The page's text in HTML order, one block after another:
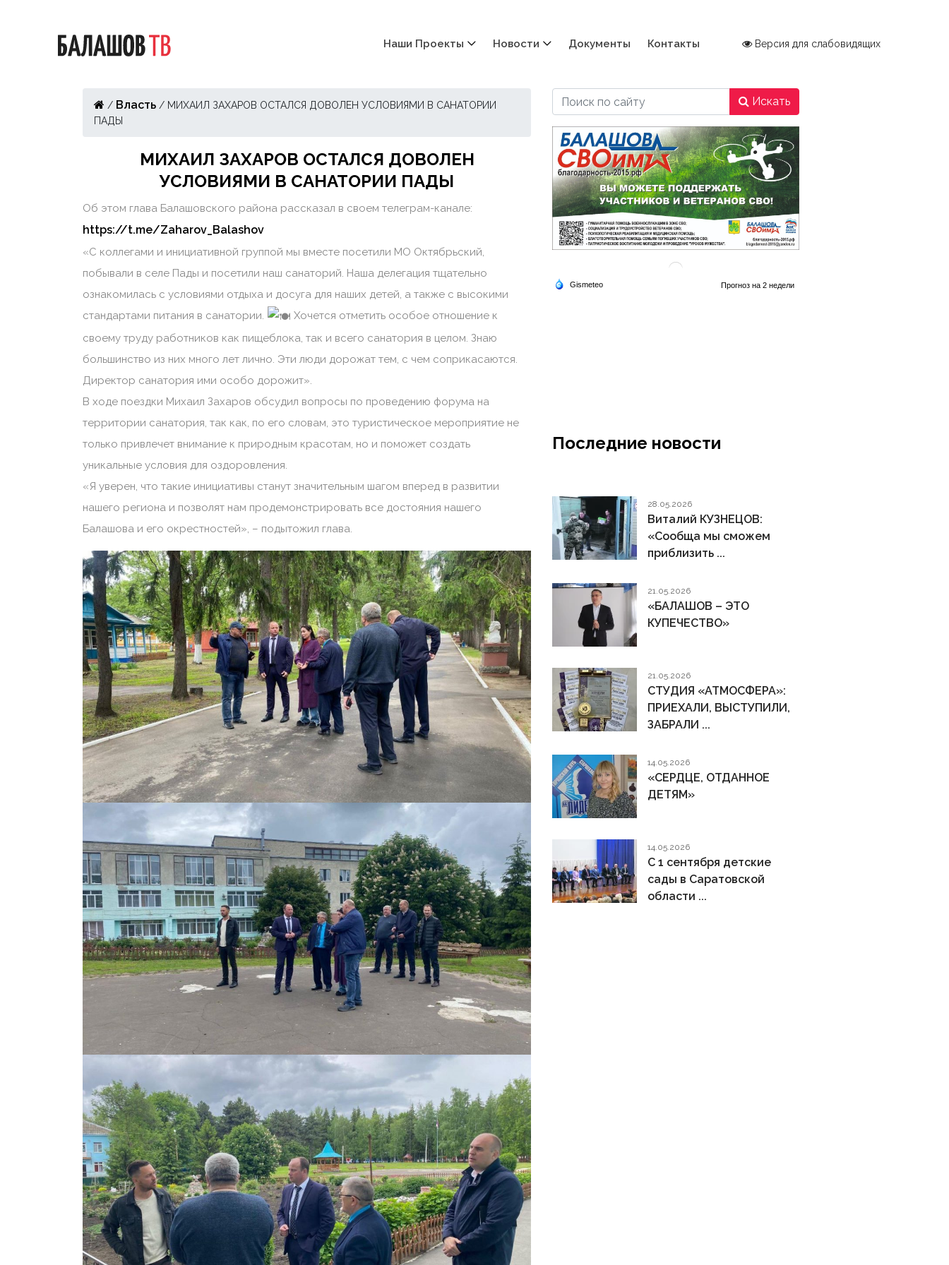
Наши Проекты Новости Документы Контакты Версия для слабовидящих
/ Власть / МИХАИЛ ЗАХАРОВ ОСТАЛСЯ ДОВОЛЕН УСЛОВИЯМИ В САНАТОРИИ
ПАДЫ
МИХАИЛ ЗАХАРОВ ОСТАЛСЯ ДОВОЛЕН
УСЛОВИЯМИ В САНАТОРИИ ПАДЫ
Об этом глава Балашовского района рассказал в своем телеграм-канале:
https://t.me/Zaharov_Balashov
«С коллегами и инициативной группой мы вместе посетили МО Октябрьский,
побывали в селе Пады и посетили наш санаторий. Наша делегация тщательно
ознакомилась с условиями отдыха и досуга для наших детей, а также с высокими
стандартами питания в санатории.
Хочется отметить особое отношение к
своему труду работников как пищеблока, так и всего санатория в целом. Знаю
большинство из них много лет лично. Эти люди дорожат тем, с чем соприкасаются.
Директор санатория ими особо дорожит».
В ходе поездки Михаил Захаров обсудил вопросы по проведению форума на
территории санатория, так как, по его словам, это туристическое мероприятие не
только привлечет внимание к природным красотам, но и поможет создать
уникальные условия для оздоровления.
«Я уверен, что такие инициативы станут значительным шагом вперед в развитии
нашего региона и позволят нам продемонстрировать все достояния нашего
Балашова и его окрестностей», – подытожил глава.
Искать
Последние новости
28.05.2026
Виталий КУЗНЕЦОВ:
«Сообща мы сможем
приблизить ...
21.05.2026
«БАЛАШОВ – ЭТО
КУПЕЧЕСТВО»
21.05.2026
СТУДИЯ «АТМОСФЕРА»:
ПРИЕХАЛИ, ВЫСТУПИЛИ,
ЗАБРАЛИ ...
14.05.2026
«СЕРДЦЕ, ОТДАННОЕ
ДЕТЯМ»
14.05.2026
С 1 сентября детские
сады в Саратовской
области ...